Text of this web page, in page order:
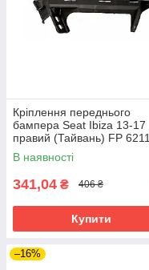
Кріплення переднього
бампера Seat Ibiza 13-17
правий (Тайвань) FP 6211
932
В наявності
341,04 ₴ 406 ₴
Купити
–16%